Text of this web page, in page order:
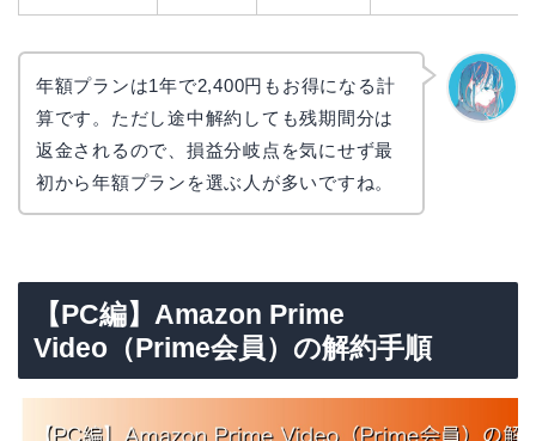
年額プランは1年で2,400円もお得になる計
算です。ただし途中解約しても残期間分は
返金されるので、損益分岐点を気にせず最
初から年額プランを選ぶ人が多いですね。
【PC編】Amazon Prime
Video（Prime会員）の解約手順